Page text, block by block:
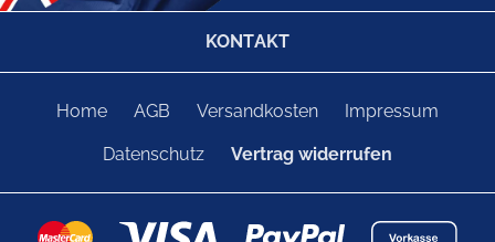
KONTAKT
Home AGB Versandkosten Impressum
Datenschutz Vertrag widerrufen